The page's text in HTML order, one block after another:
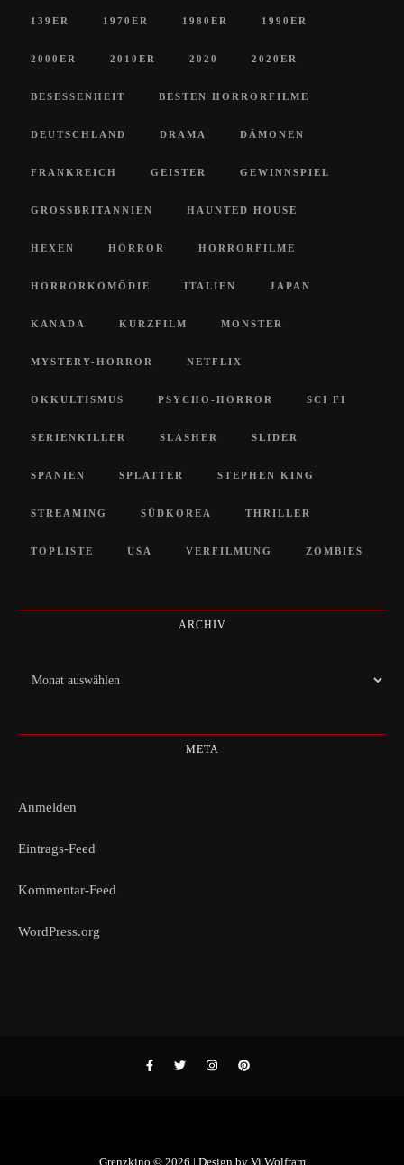
139ER 1970ER 1980ER 1990ER
2000ER 2010ER 2020 2020ER
BESESSENHEIT BESTEN HORRORFILME
DEUTSCHLAND DRAMA DÄMONEN
FRANKREICH GEISTER GEWINNSPIEL
GROSSBRITANNIEN HAUNTED HOUSE
HEXEN HORROR HORRORFILME
HORRORKOMÖDIE ITALIEN JAPAN
KANADA KURZFILM MONSTER
MYSTERY-HORROR NETFLIX
OKKULTISMUS PSYCHO-HORROR SCI FI
SERIENKILLER SLASHER SLIDER
SPANIEN SPLATTER STEPHEN KING
STREAMING SÜDKOREA THRILLER
TOPLISTE USA VERFILMUNG ZOMBIES
ARCHIV
Archiv
META
Anmelden
Eintrags-Feed
Kommentar-Feed
WordPress.org
Grenzkino © 2026 | Design by Vi Wolfram